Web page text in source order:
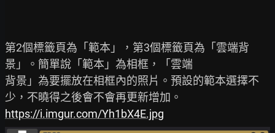
第2個標籤頁為「範本」，第3個標籤頁為「雲端背
景」。簡單說「範本」為相框，「雲端
背景」為要擺放在相框內的照片。預設的範本選擇不
https://i.imgur.com/Yh1bX4E.jpg